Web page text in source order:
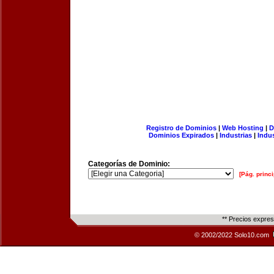
Registro de Dominios| Web Hosting |
Dominios Expirados | Industrias |
Categorías de Dominio:
[Pág.
** Precios
© 2002/2022 Solo10.com